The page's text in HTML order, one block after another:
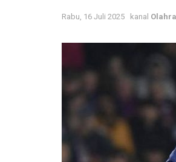
Rabu, 16 Juli 2025 kanal